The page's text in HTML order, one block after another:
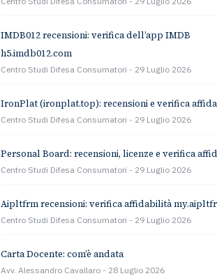
IMDB012 recensioni: verifica dell’app IMDB
h5.imdb012.com
Centro Studi Difesa Consumatori 29 Luglio 2026
IronPlat (ironplat.top): recensioni e verifica
Centro Studi Difesa Consumatori 29 Luglio 2026
Personal Board: recensioni, licenze e verifica
Centro Studi Difesa Consumatori 29 Luglio 2026
Aipltfrm recensioni: verifica affidabilità
Centro Studi Difesa Consumatori 29 Luglio 2026
Carta Docente: com’è andata
Avv. Alessandro Cavallaro 28 Luglio 2026